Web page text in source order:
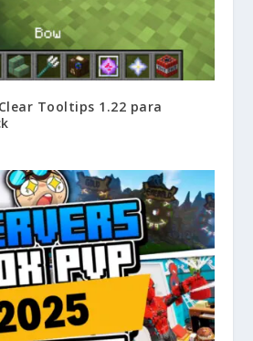
Tooltips 1.22 para